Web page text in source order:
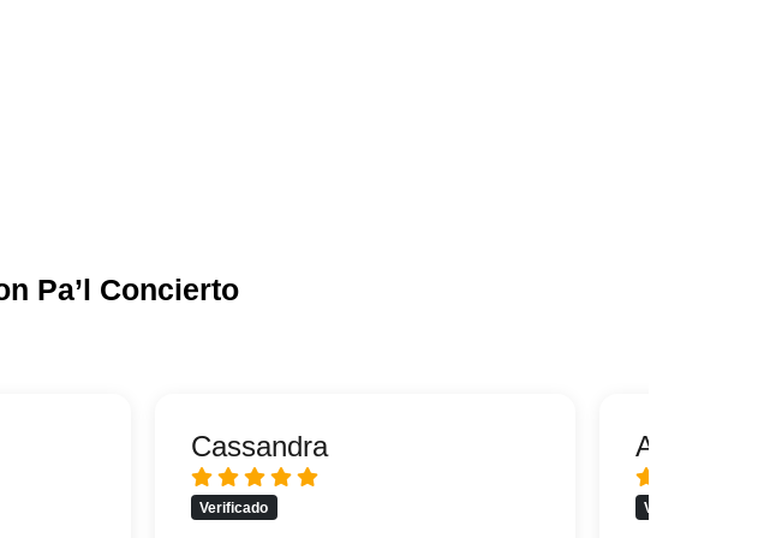
Pa’l Concierto
Cassandra
Verificado
Alfredo
Verificado